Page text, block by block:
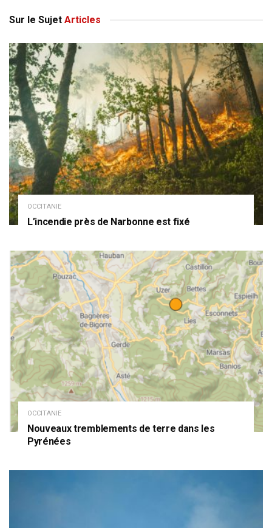
Sur le Sujet Articles
OCCITANIE
L’incendie près de Narbonne est fixé
OCCITANIE
Nouveaux tremblements de terre dans les
Pyrénées